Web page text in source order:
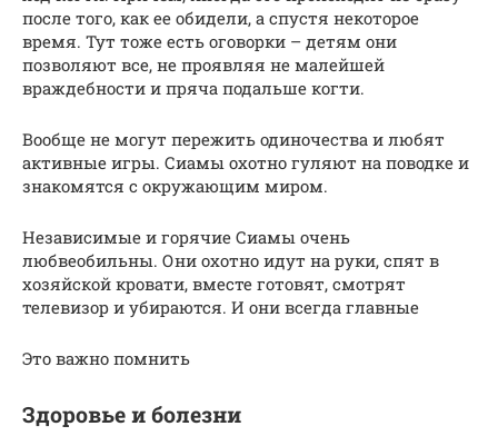
после того, как ее обидели, а спустя некоторое
время. Тут тоже есть оговорки – детям они
позволяют все, не проявляя не малейшей
враждебности и пряча подальше когти.
Вообще не могут пережить одиночества и любят
активные игры. Сиамы охотно гуляют на поводке и
знакомятся с окружающим миром.
Независимые и горячие Сиамы очень
любвеобильны. Они охотно идут на руки, спят в
хозяйской кровати, вместе готовят, смотрят
телевизор и убираются. И они всегда главные
Это важно помнить
Здоровье и болезни